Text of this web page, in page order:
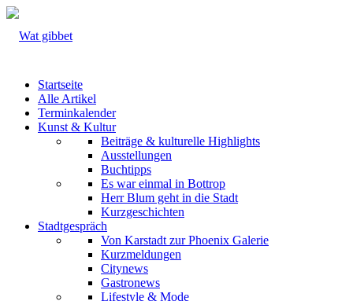
Startseite
Alle Artikel
Terminkalender
Kunst & Kultur
Beiträge & kulturelle Highlights
Ausstellungen
Buchtipps
Es war einmal in Bottrop
Herr Blum geht in die Stadt
Kurzgeschichten
Stadtgespräch
Von Karstadt zur Phoenix Galerie
Kurzmeldungen
Citynews
Gastronews
Lifestyle & Mode